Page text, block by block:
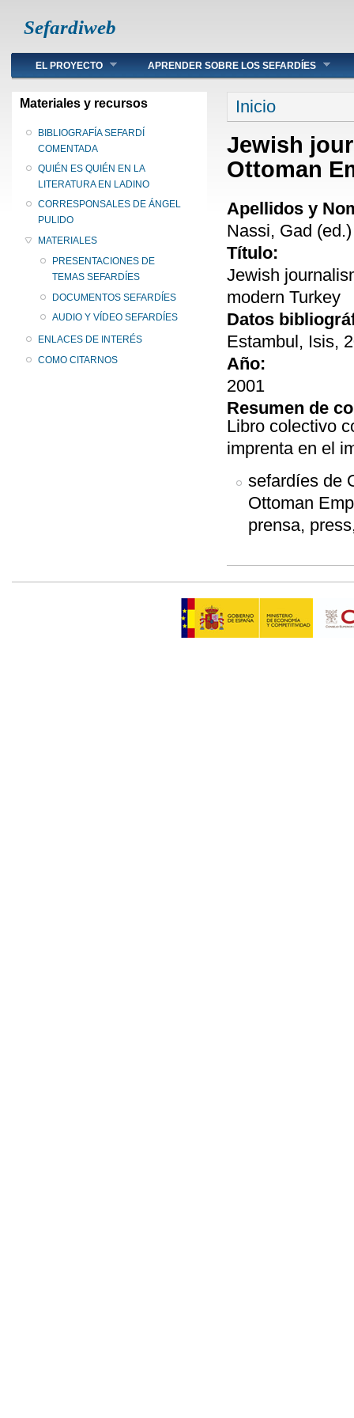
Sefardiweb
Main menu
EL PROYECTO APRENDER SOBRE LOS SEFARDÍES
Materiales y recursos
BIBLIOGRAFÍA SEFARDÍ
COMENTADA
QUIÉN ES QUIÉN EN LA
LITERATURA EN LADINO
CORRESPONSALES DE ÁNGEL
PULIDO
MATERIALES
PRESENTACIONES DE
TEMAS SEFARDÍES
DOCUMENTOS SEFARDÍES
AUDIO Y VÍDEO SEFARDÍES
ENLACES DE INTERÉS
COMO CITARNOS
Se encuentra
Inicio
Jewish
Ottoman
Apellidos y
Nassi, Gad (ed.)
Título:
Jewish
modern Turkey
Datos
Estambul, Isis,
Año:
2001
Resumen de
Libro colectivo
imprenta en el
sefardíes de
Ottoman
prensa,